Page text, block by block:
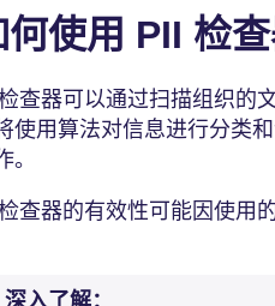
何使用 PII 检
查器可以通过扫描组织的
使用算法对信息进行分类
。
查器的有效性可能因使用
深入了解：